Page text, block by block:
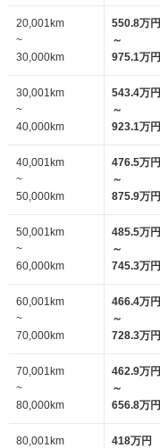
20,001km
~
30,000km
550.8万円
～
975.1万円
30,001km
~
40,000km
543.4万円
～
923.1万円
40,001km
~
50,000km
476.5万円
～
875.9万円
50,001km
~
60,000km
485.5万円
～
745.3万円
60,001km
~
70,000km
466.4万円
～
728.3万円
70,001km
~
80,000km
462.9万円
～
656.8万円
80,001km
418万円